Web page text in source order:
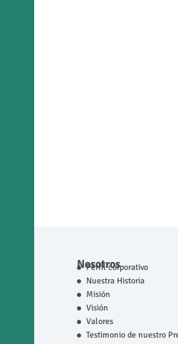
Nosotros
Perfil corporativo
Nuestra Historia
Misión
Visión
Valores
Testimonio de nuestro